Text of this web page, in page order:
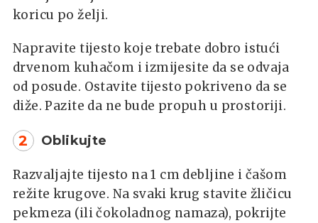
koricu po želji.
Napravite tijesto koje trebate dobro istući
drvenom kuhačom i izmijesite da se odvaja
od posude. Ostavite tijesto pokriveno da se
diže. Pazite da ne bude propuh u prostoriji.
2 Oblikujte
Razvaljajte tijesto na 1 cm debljine i čašom
režite krugove. Na svaki krug stavite žličicu
pekmeza (ili čokoladnog namaza), pokrijte